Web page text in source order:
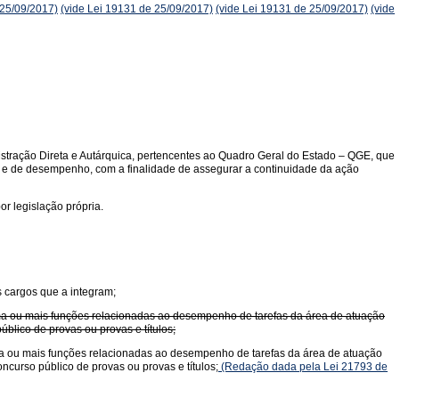
09/2017) (vide Lei 19131 de 25/09/2017) (vide Lei 19131 de 25/09/2017) (vide
Direta e Autárquica, pertencentes ao Quadro Geral do Estado – QGE, que
de desempenho, com a finalidade de assegurar a continuidade da ação
legislação própria.
que a integram;
mais funções relacionadas ao desempenho de tarefas da área de atuação
de provas ou provas e títulos;
mais funções relacionadas ao desempenho de tarefas da área de atuação
público de provas ou provas e títulos; (Redação dada pela Lei 21793 de